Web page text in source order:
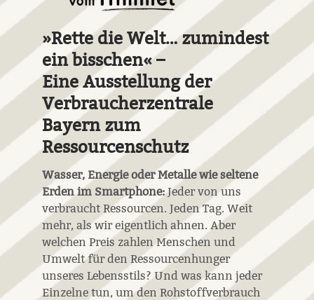
»Rette die Welt… zumindest
ein bisschen« –
Eine Ausstellung der
Verbraucherzentrale
Bayern zum
Ressourcenschutz
Wasser, Energie oder Metalle wie seltene
Erden im Smartphone:Jeder von uns
verbraucht Ressourcen. Jeden Tag. Weit
mehr, als wir eigentlich ahnen. Aber
welchen Preis zahlen Menschen und
Umwelt für den Ressourcenhunger
unseres Lebensstils? Und was kann jeder
Einzelne tun, um den Rohstoffverbrauch